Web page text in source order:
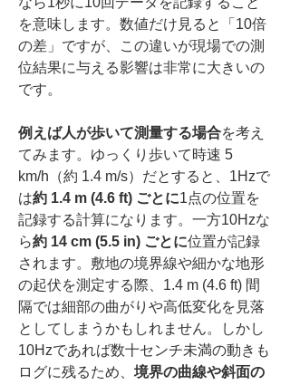
を意味します。数値だけ見ると「10倍
の差」ですが、この違いが現場での測
位結果に与える影響は非常に大きいの
です。
例えば人が歩いて測量する場合を考え
てみます。ゆっくり歩いて時速 5
km/h（約 1.4 m/s）だとすると、1Hzで
は約 1.4 m (4.6 ft) ごとに1点の位置を
記録する計算になります。一方10Hzな
ら約 14 cm (5.5 in) ごとに位置が記録
されます。敷地の境界線や細かな地形
の起伏を測定する際、1.4 m (4.6 ft) 間
隔では細部の曲がりや高低変化を見落
としてしまうかもしれません。しかし
10Hzであれば数十センチ未満の動きも
ログに残るため、 境界の曲線や斜面の